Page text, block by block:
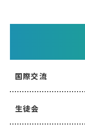
国際交流
生徒会